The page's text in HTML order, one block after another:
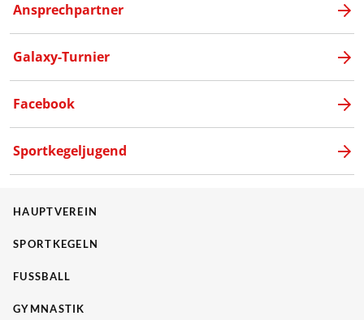
Ansprechpartner
Galaxy-Turnier
Facebook
Sportkegeljugend
HAUPTVEREIN
SPORTKEGELN
FUSSBALL
GYMNASTIK